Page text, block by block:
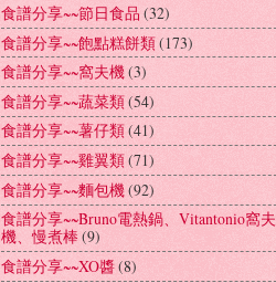
食譜分享~~節日食品 (32)
食譜分享~~飽點糕餅類(173)
食譜分享~~窩夫機(3)
食譜分享~~蔬菜類(54)
食譜分享~~薯仔類(41)
食譜分享~~雞翼類(71)
食譜分享~~麵包機(92)
食譜分享~~Bruno電熱鍋、Vitantonio窩夫
機、慢煮棒(9)
食譜分享~~XO醬(8)